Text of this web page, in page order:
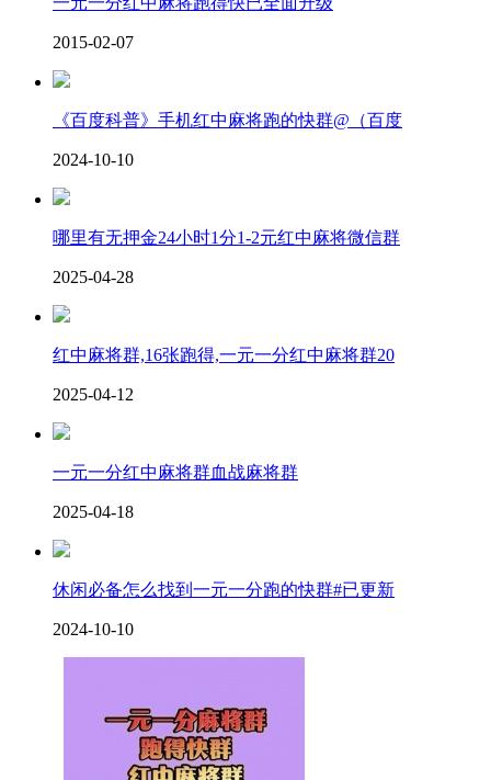
2015-02-07
《百度科普》手机红中麻将跑的快群@（百度
2024-10-10
哪里有无押金24小时1分1-2元红中麻将微信群
2025-04-28
红中麻将群,16张跑得,一元一分红中麻将群20
2025-04-12
一元一分红中麻将群血战麻将群
2025-04-18
休闲必备怎么找到一元一分跑的快群#已更新
2024-10-10